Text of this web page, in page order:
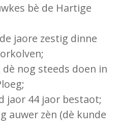
bè de Hartige
jaore zestig dinne
nog steeds doen in
jaor 44 jaor bestaot;
auwer zèn (dè kunde